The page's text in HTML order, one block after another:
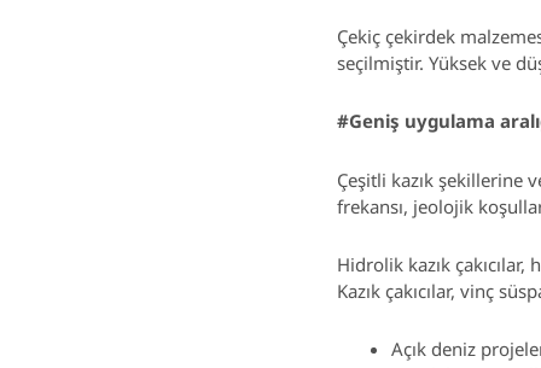
Çekiç çekirdek
seçilmiştir. Yüksek ve
#Geniş uygulama
Çeşitli kazık şekillerine
frekansı, jeolojik
Hidrolik kazık
Kazık çakıcılar, vinç
Açık deniz